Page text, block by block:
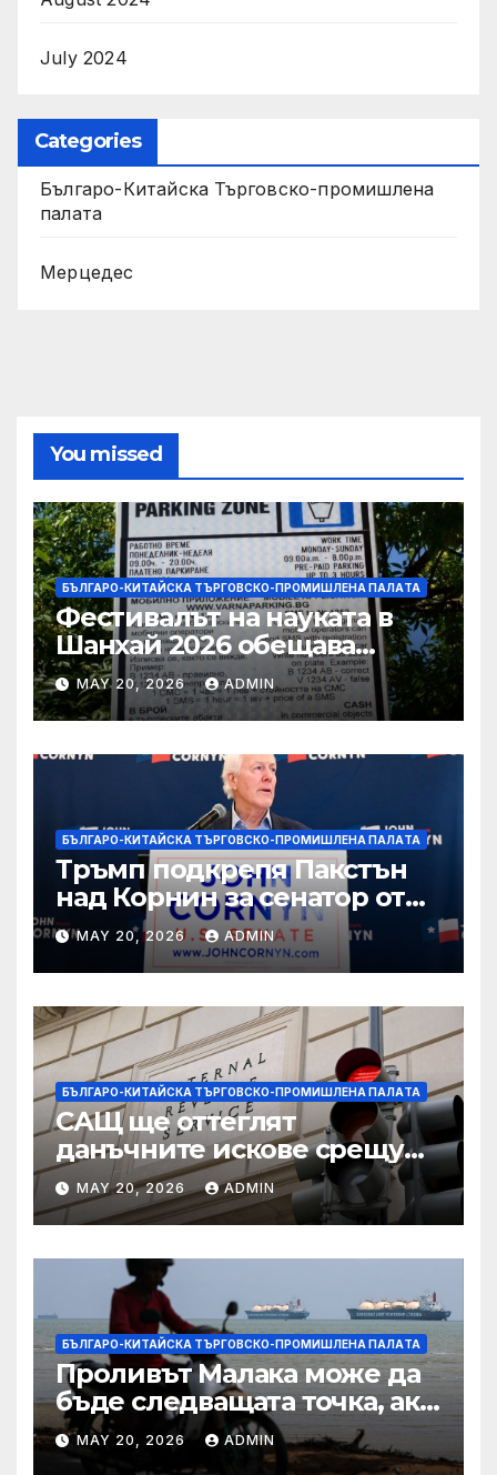
July 2024
Categories
Българо-Китайска Търговско-промишлена
палaта
Мерцедес
You missed
БЪЛГАРО-КИТАЙСКА ТЪРГОВСКО-ПРОМИШЛЕНА ПАЛAТА
Фестивалът на науката в
Шанхай 2026 обещава
вълнуващи научно-
технологични иновации
MAY 20, 2026 ADMIN
БЪЛГАРО-КИТАЙСКА ТЪРГОВСКО-ПРОМИШЛЕНА ПАЛAТА
Тръмп подкрепя Пакстън
над Корнин за сенатор от
Тексас в шокираща
подкрепа
MAY 20, 2026 ADMIN
БЪЛГАРО-КИТАЙСКА ТЪРГОВСКО-ПРОМИШЛЕНА ПАЛAТА
САЩ ще оттеглят
данъчните искове срещу
Тръмп „завинаги“ в
сделката за съдебно дело с
IRS
MAY 20, 2026 ADMIN
БЪЛГАРО-КИТАЙСКА ТЪРГОВСКО-ПРОМИШЛЕНА ПАЛAТА
Проливът Малака може да
бъде следващата точка, ако
Азия не внимава
MAY 20, 2026 ADMIN